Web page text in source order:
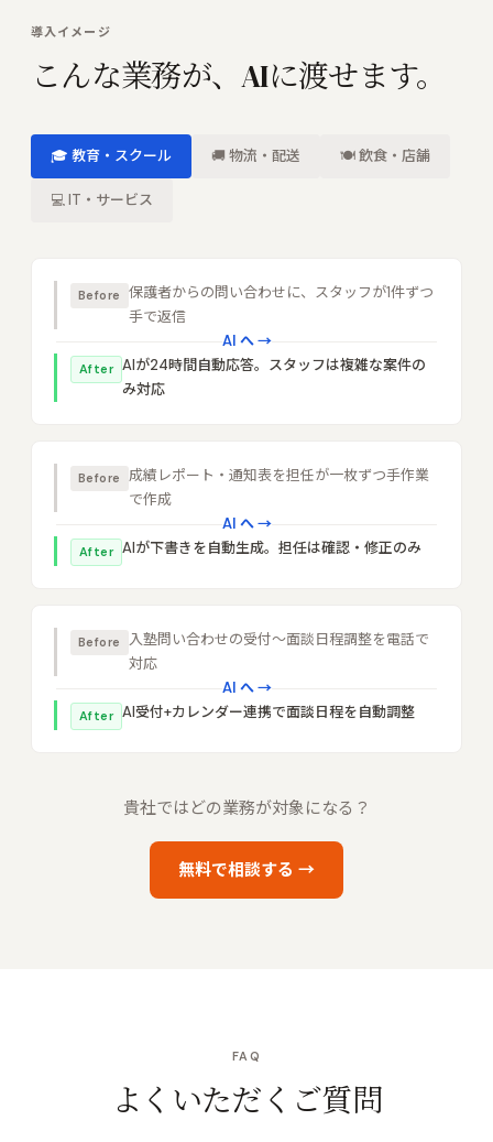
導入イメージ
こんな業務が、AIに渡せます。
🎓 教育・スクール 🚚 物流・配送 🍽飲食・店舗
💻IT・サービス
Before
保護者からの問い合わせに、スタッフが1件ずつ
手で返信
AI へ →
After AIが24時間自動応答。スタッフは複雑な案件の
み対応
Before
成績レポート・通知表を担任が一枚ずつ手作業
で作成
AI へ →
After AIが下書きを自動生成。担任は確認・修正のみ
Before
入塾問い合わせの受付〜面談日程調整を電話で
対応
AI へ →
After AI受付+カレンダー連携で面談日程を自動調整
貴社ではどの業務が対象になる？
無料で相談する →
FAQ
よくいただくご質問